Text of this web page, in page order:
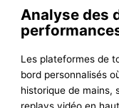
Analyse des
Les plateformes de
bord personnalisés
historique de mains,
replays vidéo en